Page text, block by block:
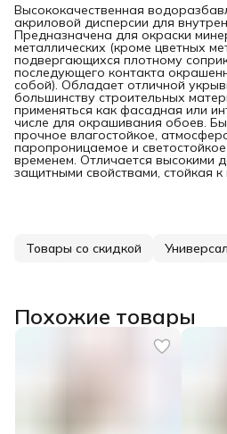
Высококачественная
акриловой дисперсии для
Предназначена для окраски
металлических (кроме цветных
подвергающихся плотному
последующего контакта
собой). Обладает отличной
большинству строительных
применяться как фасадная или
числе для окрашивания обоев.
прочное влагостойкое,
паропроницаемое и
временем. Отличается высокими
защитными свойствами, стойкая
Товары со скидкой
Похожие товары